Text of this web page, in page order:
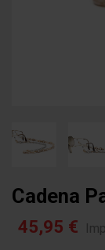
Cadena
45,95 €